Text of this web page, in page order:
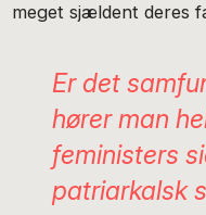
meget sjældent deres
Er det
hører man
feministers
patriarkalsk